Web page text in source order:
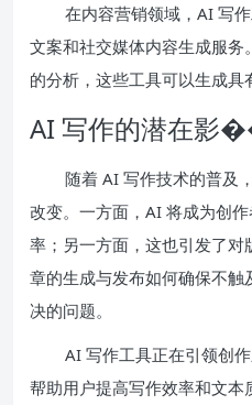
在内容营销领域，AI 写
文案和社交媒体内容生成服
的分析，这些工具可以生成具
AI 写作的潜在影
随着 AI 写作技术的普及
改变。一方面，AI 将成为创
率；另一方面，这也引发了
章的生成与发布如何确保不
决的问题。
AI 写作工具正在引领创
帮助用户提高写作效率和文